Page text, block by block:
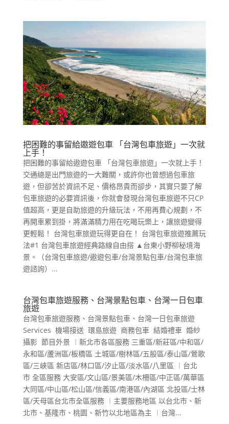
把困難的事留給遨遊包車 「台灣包車旅遊」一次就
上手！
把困難的事留給遨遊包車 「台灣包車旅遊」一次就上手！
交通總是出門旅遊的一大難關，或許你也曾想過包車旅
遊，但卻苦於資訊不足、價格昂貴而卻步，其實只要了解
包車旅遊的必要資訊後，你就會發現台灣包車旅遊不只CP
值超高，更是自助旅遊的升級玩法，不用再費心規劃，不
再開車累到掛，將滿滿精力用在吃喝玩樂上，讓旅遊變得
更輕鬆！ 台灣包車旅遊玩得更自在！ 台灣包車旅遊推薦玩
法#1 台灣包車旅遊經典路線自由搭 ▲台東小野柳秘境海
景。（台灣包車旅遊/遨遊包車/台灣景點包車/台灣包車旅
遊諮詢）...
台灣包車旅遊服務、台灣景點包車、台灣一日包車
旅遊
台灣包車旅遊服務、台灣景點包車、台灣一日包車旅遊
Services 機場接送 環島旅遊 商務包車 結婚禮車 婚紗
攝影 節目外景 ︱新北市各區服務 三重區/新莊區/中和區/
永和區/蘆洲區/板橋區 土城區/樹林區/五股區/泰山區/鶯歌
區/三峽區 新店區/林口區/汐止區/淡水區/八里區 ︱台北
市 全區服務 大安區/文山區/景美區/木柵區/中正區/萬華區
大同區/中山區/松山區/信義區/南港區/內湖區 北投區/士林
區/天母區台北市全區服務 ︱主要服務地區 以台北市、新
北市、基隆市、桃園、新竹以北地區為主 ︱台灣...